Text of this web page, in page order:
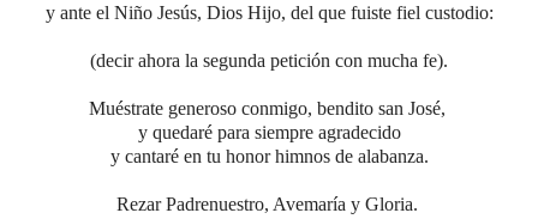
y ante el Niño Jesús, Dios Hijo, del que fuiste fiel custodio:
(decir ahora la segunda petición con mucha fe).
Muéstrate generoso conmigo, bendito san José,
y quedaré para siempre agradecido
y cantaré en tu honor himnos de alabanza.
Rezar Padrenuestro, Avemaría y Gloria.